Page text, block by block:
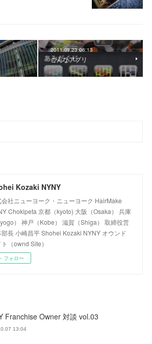
2011.09.23 06:13
こんなアプリ
Kozaki NYNY
会社ニューヨーク・ニューヨーク HairMake
Chokipeta 京都（kyoto) 大阪（Osaka） 兵庫
） 神戸（Kobe） 滋賀（Shiga） 取締役営
部長 小崎昌平 Shohei Kozaki NYNY オウンド
（ownd Site）
フォロー
Franchise Owner 対談 vol.03
13:04